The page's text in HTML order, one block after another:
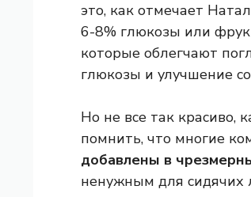
это, как отмечает
6-8% глюкозы или
которые облегчают
глюкозы и улучшение
Но не все так красиво,
помнить, что многие
добавлены в
ненужным для сидячих